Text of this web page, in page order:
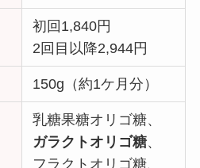
初回1,840円
2回目以降2,944円
150g（約1ケ月分）
乳糖果糖オリゴ糖、
ガラクトオリゴ糖、
フラクトオリゴ糖、